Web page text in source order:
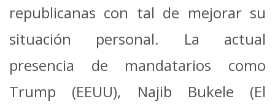
republicanas con tal de mejorar su
situación personal. La actual
presencia de mandatarios como
Trump (EEUU), Najib Bukele (El